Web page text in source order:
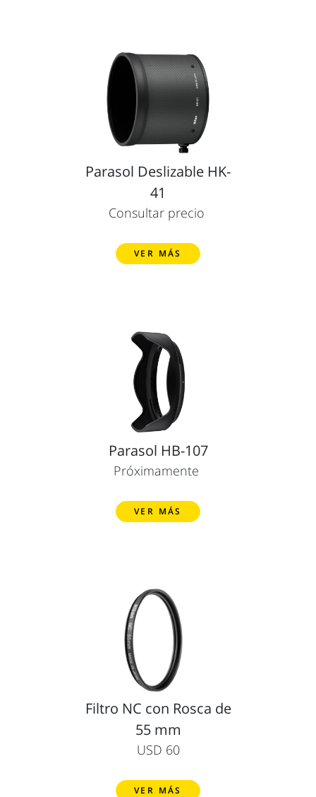
Parasol Deslizable HK-
41
Consultar precio
VER MÁS
Parasol HB-107
Próximamente
VER MÁS
Filtro NC con Rosca de
55 mm
USD 60
VER MÁS